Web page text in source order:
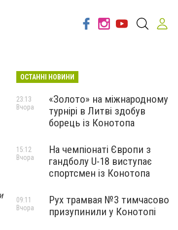
ОСТАННІ НОВИНИ
«Золото» на міжнародному
турнірі в Литві здобув
борець із Конотопа
23:13
Вчора
На чемпіонаті Європи з
гандболу U-18 виступає
спортсмен із Конотопа
15:12
Вчора
Рух трамвая №3 тимчасово
призупинили у Конотопі
09:11
Вчора